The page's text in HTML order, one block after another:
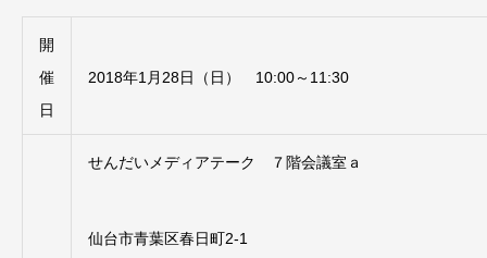
開
催
日
2018年1月28日（日） 10:00～11:30
せんだいメディアテーク ７階会議室ａ
仙台市青葉区春日町2-1